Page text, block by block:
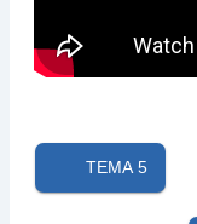
TEMA 5